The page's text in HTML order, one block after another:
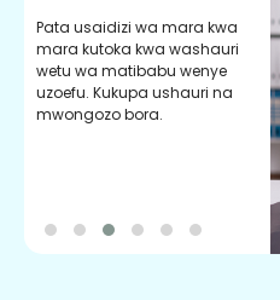
Pata usaidizi wa mara kwa
mara kutoka kwa washauri
wetu wa matibabu wenye
uzoefu. Kukupa ushauri na
mwongozo bora.